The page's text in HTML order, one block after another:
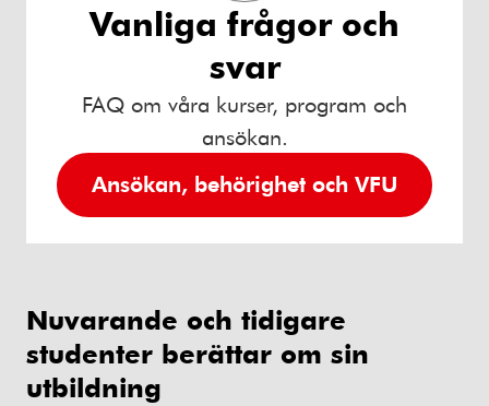
Vanliga frågor och
svar
FAQ om våra kurser, program och
ansökan.
Ansökan, behörighet och VFU
Nuvarande och tidigare
studenter berättar om sin
utbildning